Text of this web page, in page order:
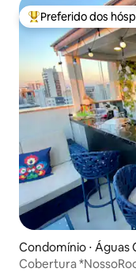
Entre os melhores
Preferido dos
Condomínio ⋅ Águas
Cobertura